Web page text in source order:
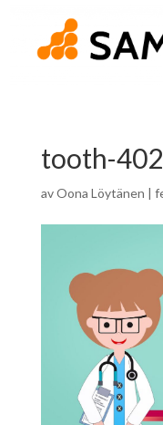
tooth-
avOona Löytänen |